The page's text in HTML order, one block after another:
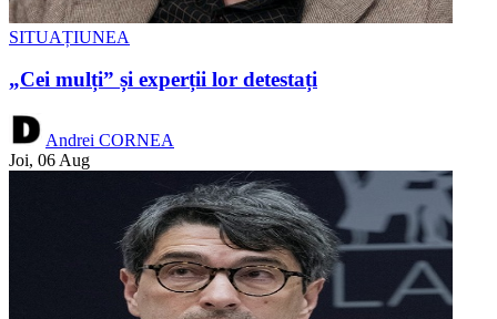
SITUAȚIUNEA
„Cei mulți” și experții lor detestați
Andrei CORNEA
Joi, 06 Aug